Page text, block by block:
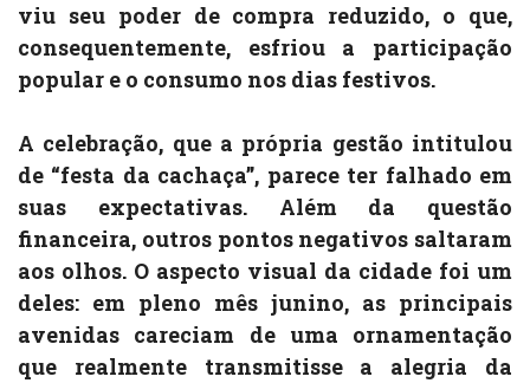
viu seu poder de compra reduzido, o que,
consequentemente, esfriou a participação
popular e o consumo nos dias festivos.
A celebração, que a própria gestão intitulou
de “festa da cachaça”, parece ter falhado em
suas expectativas. Além da questão
financeira, outros pontos negativos saltaram
aos olhos. O aspecto visual da cidade foi um
deles: em pleno mês junino, as principais
avenidas careciam de uma ornamentação
que realmente transmitisse a alegria da